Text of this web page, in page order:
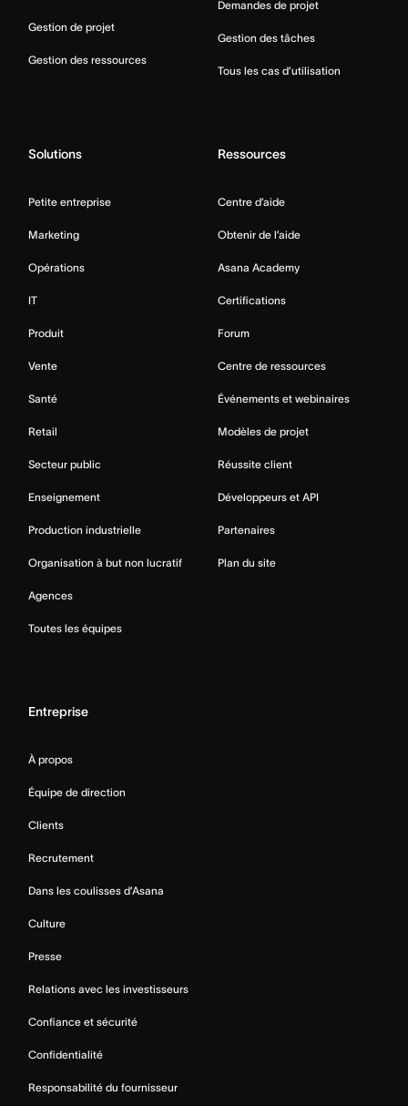
Gestion de projet
Gestion des ressources
Demandes de projet
Gestion des tâches
Tous les cas d’utilisation
Solutions
Petite entreprise
Marketing
Opérations
IT
Produit
Vente
Santé
Retail
Secteur public
Enseignement
Production industrielle
Organisation à but non lucratif
Agences
Toutes les équipes
Ressources
Centre d’aide
Obtenir de l’aide
Asana Academy
Certifications
Forum
Centre de ressources
Événements et webinaires
Modèles de projet
Réussite client
Développeurs et API
Partenaires
Plan du site
Entreprise
À propos
Équipe de direction
Clients
Recrutement
Dans les coulisses d’Asana
Culture
Presse
Relations avec les investisseurs
Confiance et sécurité
Confidentialité
Responsabilité du fournisseur